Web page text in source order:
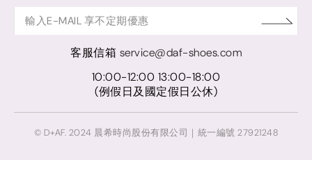
客服信箱 service@daf-shoes.com
10:00-12:00 13:00-18:00
(例假日及國定假日公休)
© D+AF. 2024 晨希時尚股份有限公司｜統一編號 27921248